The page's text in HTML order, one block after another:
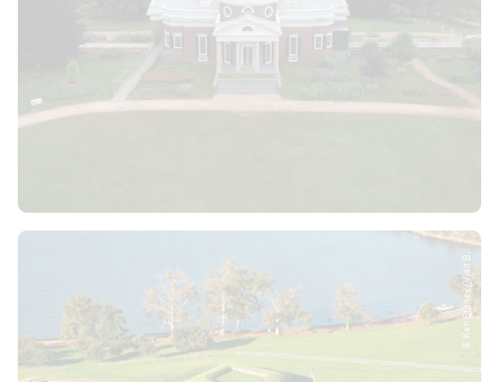
© Ken Stanek/Visit B...